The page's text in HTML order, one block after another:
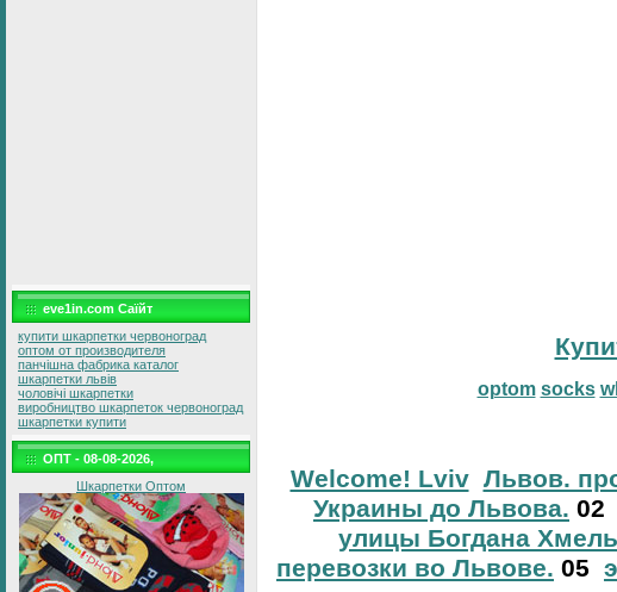
eve1in.com Саїйт
купити шкарпетки червоноград
оптом от производителя
панчішна фабрика каталог
шкарпетки львів
чоловічі шкарпетки
виробництво шкарпеток червоноград
шкарпетки купити
ОПТ - 08-08-2026,
Шкарпетки Оптом
optom socks
Welcome! Lviv Львов.
Украины до Львова. 02
улицы Богдана
перевозки во Львове. 05